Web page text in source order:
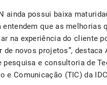
ainda possui baixa
entendem que as melhorias
na experiência do cliente
de novos projetos”, destaca
pesquisa e consultoria de
e Comunicação (TIC) da